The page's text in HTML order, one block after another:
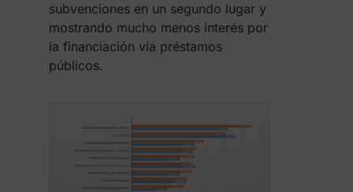
subvenciones en un segundo lugar y
mostrando mucho menos interés por
la financiación vía préstamos
públicos.